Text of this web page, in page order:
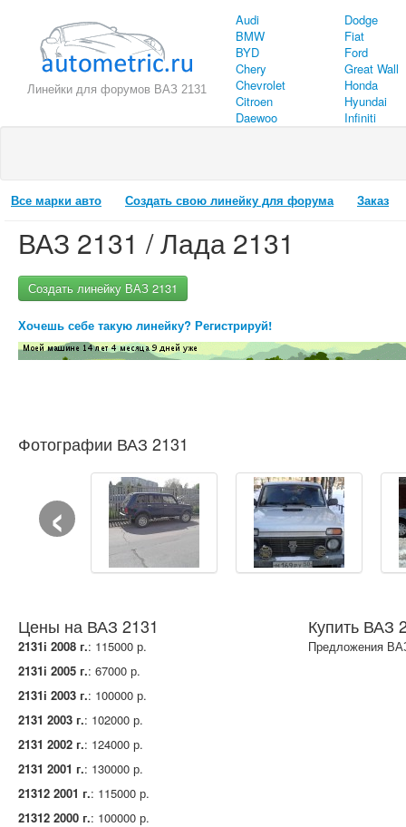
Линейки для форумов ВАЗ 2131
Audi
BMW
BYD
Chery
Chevrolet
Citroen
Daewoo
Dodge
Fiat
Ford
Great Wall
Honda
Hyundai
Infiniti
Все марки авто Создать свою линейку для форума Заказ
ВАЗ 2131 / Лада 2131
Создать линейку ВАЗ 2131
Хочешь себе такую линейку? Регистрируй!
Фотографии ВАЗ 2131
‹
Цены на ВАЗ 2131
2131i 2008 г.: 115000 р.
2131i 2005 г.: 67000 р.
2131i 2003 г.: 100000 р.
2131 2003 г.: 102000 р.
2131 2002 г.: 124000 р.
2131 2001 г.: 130000 р.
21312 2001 г.: 115000 р.
21312 2000 г.: 100000 р.
Купить ВАЗ
Предложения